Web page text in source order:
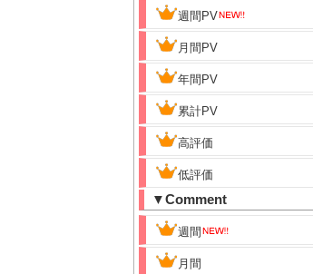
週間PV
月間PV
年間PV
累計PV
高評価
低評価
▼Comment
週間
月間